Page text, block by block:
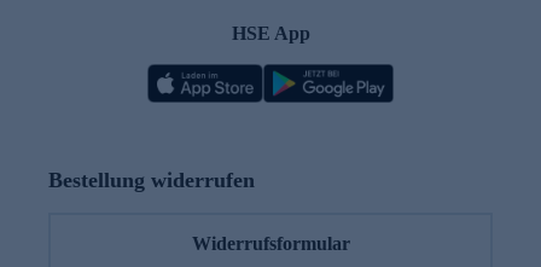
HSE App
Bestellung widerrufen
Widerrufsformular